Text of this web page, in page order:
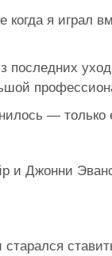
я играл
—
и Джонни